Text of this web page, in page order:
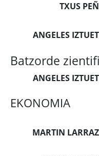
TXUS
ANGELES
Batzorde
ANGELES
EKONOMIA
MARTIN